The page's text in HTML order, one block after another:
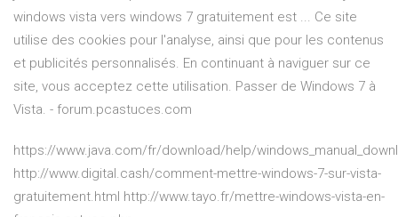
windows vista vers windows 7 gratuitement est ... Ce site
utilise des cookies pour l'analyse, ainsi que pour les contenus
et publicités personnalisés. En continuant à naviguer sur ce
site, vous acceptez cette utilisation. Passer de Windows 7 à
Vista. - forum.pcastuces.com
https://www.java.com/fr/download/help/
http://www.digital.cash/comment-mettre-windows-7-sur-vista-
gratuitement.html http://www.tayo.fr/mettre-windows-vista-en-